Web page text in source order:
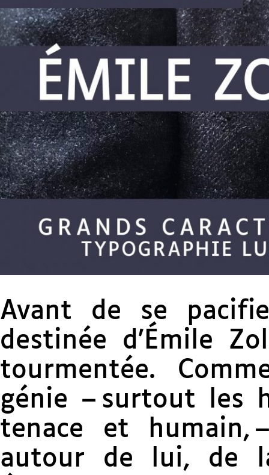
Avant de se
destinée d’Émile
tourmentée.
génie – surtout les
tenace et humain,
autour de lui, de